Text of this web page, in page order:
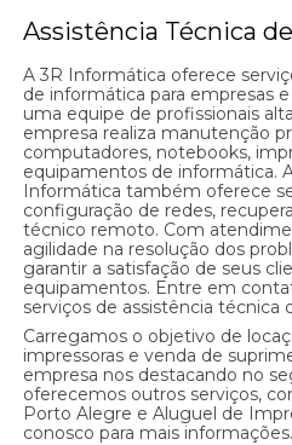
Assistência Técnica
A 3R Informática oferece
de informática para empresas
uma equipe de profissionais
empresa realiza manutenção
computadores, notebooks,
equipamentos de informática.
Informática também oferece
configuração de redes,
técnico remoto. Com
agilidade na resolução dos
garantir a satisfação de seus
equipamentos. Entre em
serviços de assistência técnica
Carregamos o objetivo de
impressoras e venda de
empresa nos destacando no
oferecemos outros serviços,
Porto Alegre e Aluguel de
conosco para mais informações.